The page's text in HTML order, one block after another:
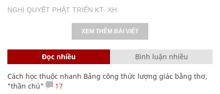
NGHỊ QUYẾT PHÁT TRIỂN KT- XH
XEM THÊM BÀI VIẾT
Đọc nhiều Bình luận nhiều
Cách học thuộc nhanh Bảng công thức lượng giác bằng thơ,
"thần chú"
17